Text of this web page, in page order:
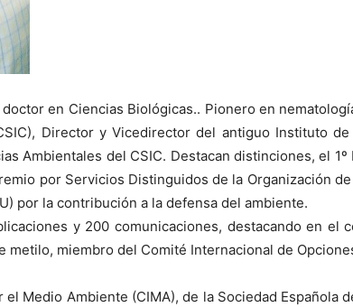
en Ciencias Biológicas.. Pionero en
Director y Vicedirector del antiguo Instituto
Ambientales del CSIC. Destacan distinciones, el
por Servicios Distinguidos de la Organización
por la contribución a la defensa del ambiente.
y 200 comunicaciones, destacando en el
miembro del Comité Internacional de
Medio Ambiente (CIMA), de la Sociedad Española